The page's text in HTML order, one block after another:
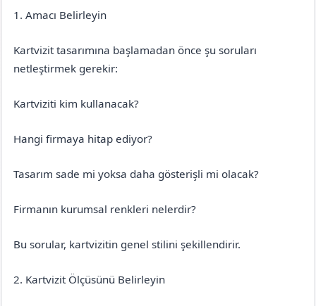
1. Amacı Belirleyin
Kartvizit tasarımına başlamadan önce şu soruları
netleştirmek gerekir:
Kartviziti kim kullanacak?
Hangi firmaya hitap ediyor?
Tasarım sade mi yoksa daha gösterişli mi olacak?
Firmanın kurumsal renkleri nelerdir?
Bu sorular, kartvizitin genel stilini şekillendirir.
2. Kartvizit Ölçüsünü Belirleyin